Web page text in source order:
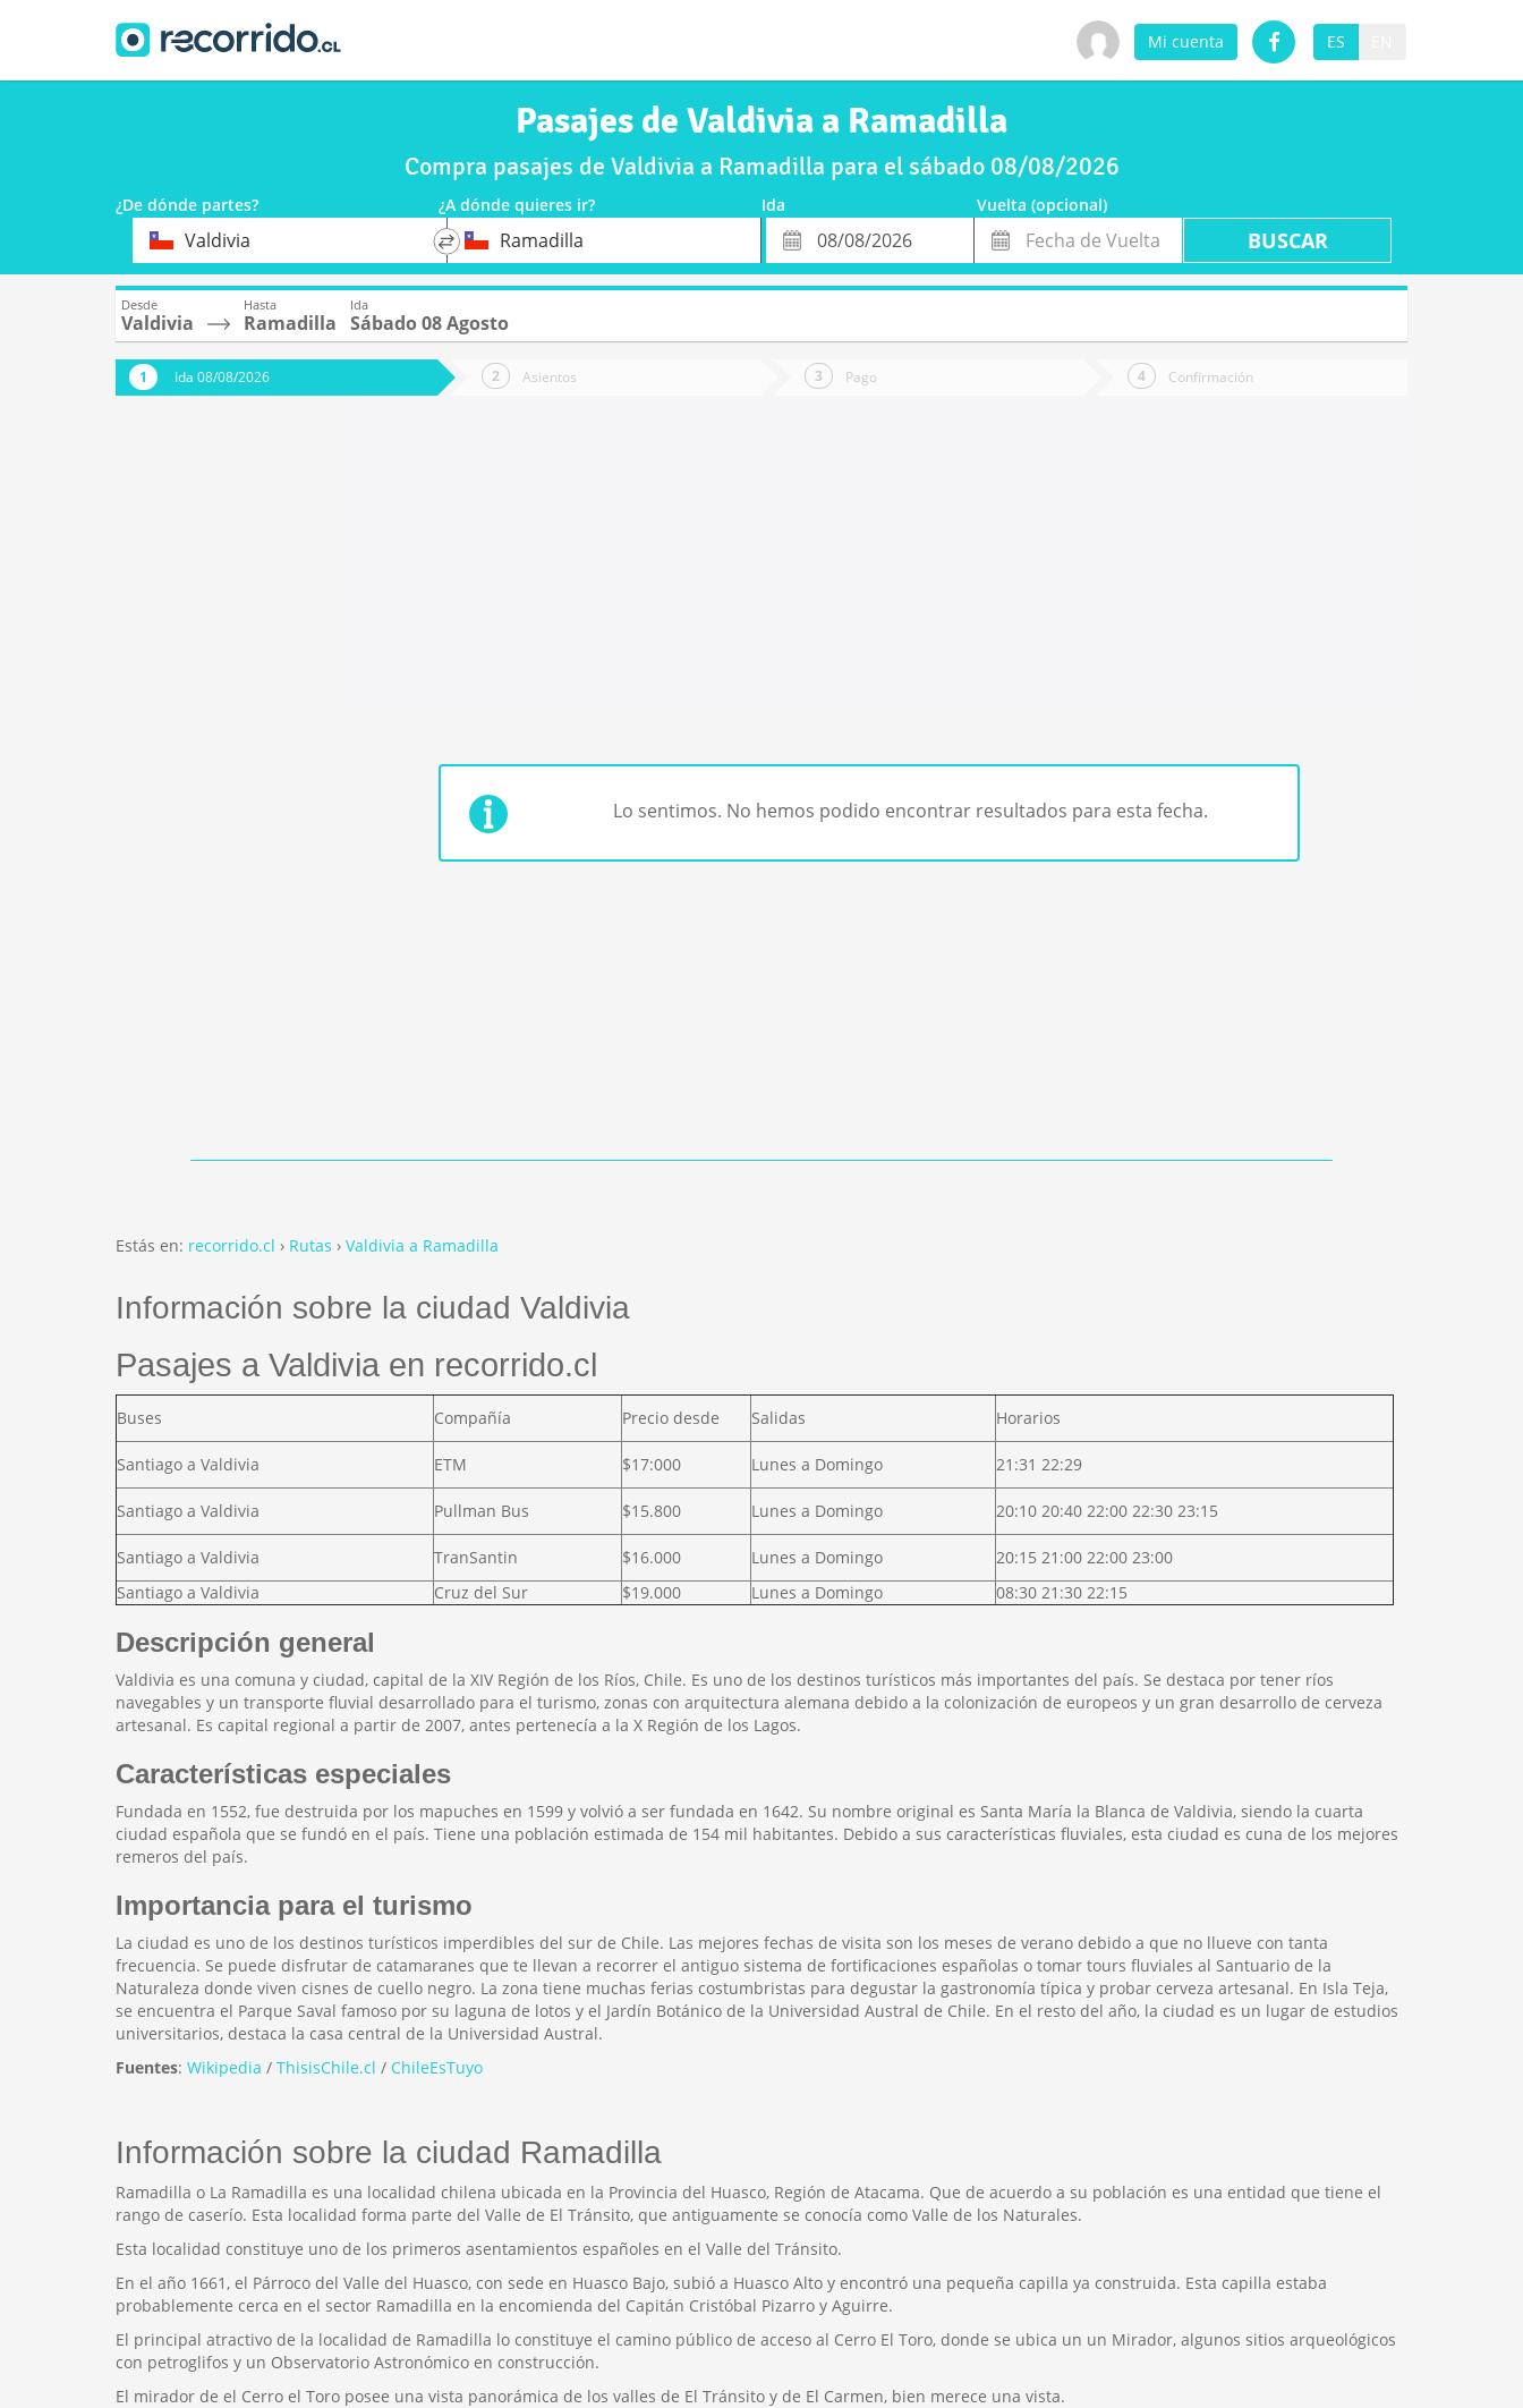
Mi cuenta ES
Pasajes de Valdivia a Ramadilla
Compra pasajes de Valdivia a Ramadilla para el sábado 08/08/2026
¿De dónde partes? ¿A dónde quieres ir? Ida
Vuelta (opcional)
Origen Valdivia
*
DestinoRamadilla
Fecha
de
Fecha
de
Vuelta
Desde
Valdivia
Hasta
Ramadilla
Ida
Sábado 08 Agosto
Ida 08/08/2026 Asientos Pago Confirmación
Lo sentimos. No hemos podido encontrar resultados para esta fecha.
Estás en: recorrido.cl Rutas Valdivia a Ramadilla
Información sobre la ciudad Valdivia
Pasajes a Valdivia en recorrido.cl
Buses Compañía Precio desde Salidas Horarios
Santiago a Valdivia ETM $17:000 Lunes a Domingo 21:31 22:29
Santiago a Valdivia Pullman Bus $15.800 Lunes a Domingo 20:10 20:40 22:00 22:30 23:15
Santiago a Valdivia TranSantin $16.000 Lunes a Domingo
20:15 21:00 22:00 23:00
Santiago a Valdivia
Cruz del Sur $19.000 Lunes a Domingo 08:30 21:30 22:15
Descripción general
Valdivia es una comuna y ciudad, capital de la XIV Región de los Ríos, Chile. Es uno de los destinos turísticos más importantes del país. Se destaca por tener ríos
navegables y un transporte fluvial desarrollado para el turismo, zonas con arquitectura alemana debido a la colonización de europeos y un gran desarrollo de cerveza
artesanal. Es capital regional a partir de 2007, antes pertenecía a la X Región de los Lagos.
Características especiales
Fundada en 1552, fue destruida por los mapuches en 1599 y volvió a ser fundada en 1642. Su nombre original es Santa María la Blanca de Valdivia, siendo la cuarta
ciudad española que se fundó en el país. Tiene una población estimada de 154 mil habitantes. Debido a sus características fluviales, esta ciudad es cuna de los mejores
remeros del país.
Importancia para el turismo
La ciudad es uno de los destinos turísticos imperdibles del sur de Chile. Las mejores fechas de visita son los meses de verano debido a que no llueve con tanta
frecuencia. Se puede disfrutar de catamaranes que te llevan a recorrer el antiguo sistema de fortificaciones españolas o tomar tours fluviales al Santuario de la
Naturaleza donde viven cisnes de cuello negro. La zona tiene muchas ferias costumbristas para degustar la gastronomía típica y probar cerveza artesanal. En Isla Teja,
se encuentra el Parque Saval famoso por su laguna de lotos y el Jardín Botánico de la Universidad Austral de Chile. En el resto del año, la ciudad es un lugar de estudios
universitarios, destaca la casa central de la Universidad Austral.
Fuentes: Wikipedia / ThisisChile.cl / ChileEsTuyo
Información sobre la ciudad Ramadilla
Ramadilla o La Ramadilla es una localidad chilena ubicada en la Provincia del Huasco, Región de Atacama. Que de acuerdo a su población es una entidad que tiene el
rango de caserío. Esta localidad forma parte del Valle de El Tránsito, que antiguamente se conocía como Valle de los Naturales.
Esta localidad constituye uno de los primeros asentamientos españoles en el Valle del Tránsito.
En el año 1661, el Párroco del Valle del Huasco, con sede en Huasco Bajo, subió a Huasco Alto y encontró una pequeña capilla ya construida. Esta capilla estaba
probablemente cerca en el sector Ramadilla en la encomienda del Capitán Cristóbal Pizarro y Aguirre.
El principal atractivo de la localidad de Ramadilla lo constituye el camino público de acceso al Cerro El Toro, donde se ubica un un Mirador, algunos sitios arqueológicos
con petroglifos y un Observatorio Astronómico en construcción.
El mirador de el Cerro el Toro posee una vista panorámica de los valles de El Tránsito y de El Carmen, bien merece una vista.